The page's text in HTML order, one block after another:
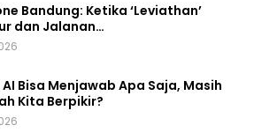
Bandung: Ketika ‘Leviathan’
dan Jalanan…
Bisa Menjawab Apa Saja, Masih
Kita Berpikir?